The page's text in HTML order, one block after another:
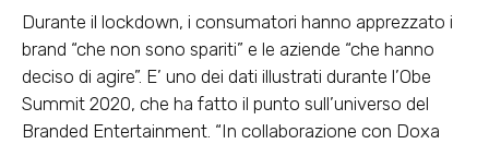
Durante il lockdown, i consumatori hanno apprezzato i
brand “che non sono spariti” e le aziende “che hanno
deciso di agire”. E’ uno dei dati illustrati durante l’Obe
Summit 2020, che ha fatto il punto sull’universo del
Branded Entertainment. “In collaborazione con Doxa